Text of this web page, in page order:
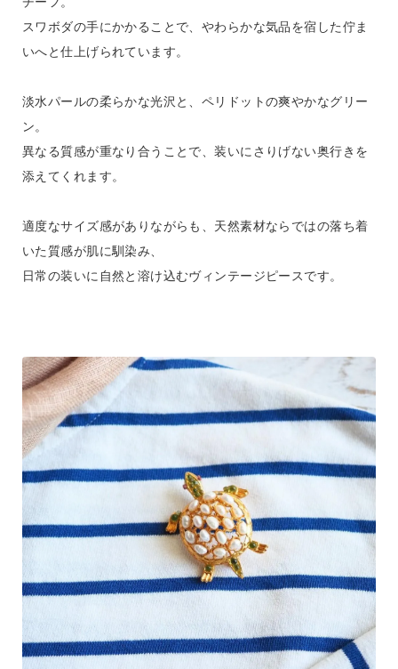
スワボダの手にかかることで、やわらかな気品を宿した佇ま
いへと仕上げられています。
淡水パールの柔らかな光沢と、ペリドットの爽やかなグリー
ン。
異なる質感が重なり合うことで、装いにさりげない奥行きを
添えてくれます。
適度なサイズ感がありながらも、天然素材ならではの落ち着
いた質感が肌に馴染み、
日常の装いに自然と溶け込むヴィンテージピースです。